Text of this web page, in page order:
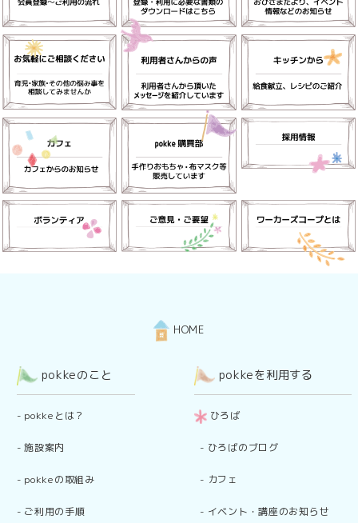
HOME
pokkeのこと
- pokkeとは？
-施設案内
- pokkeの取組み
- ご利用の手順
pokkeを利用する
ひろば
- ひろばのブログ
- カフェ
- イベント・講座のお知らせ